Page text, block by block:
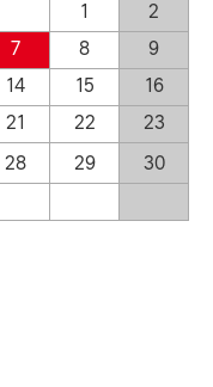
1
2
7 8
9
14 15
16
21 22
23
28 29
30